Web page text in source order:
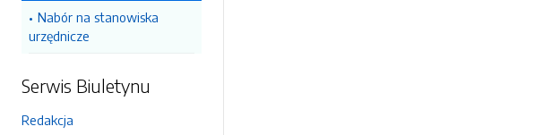
Nabór na stanowiska
urzędnicze
Serwis Biuletynu
Redakcja